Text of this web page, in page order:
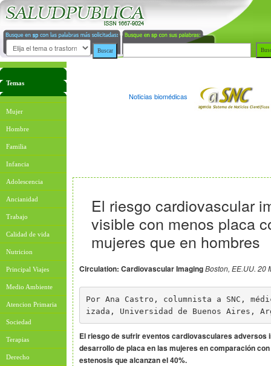
Temas
Mujer
Hombre
Familia
Infancia
Adolescencia
Ancianidad
Trabajo
Calidad de vida
Nutricion
Principal Viajes
Medio Ambiente
Atencion Primaria
Sociedad
Terapias
Derecho
Noticias biomédicas
El riesgo cardiovascular
visible con menos placa
mujeres que en hombres
Circulation: Cardiovascular ImagingBoston, EE.UU. 20
Por Ana Castro, columnista a SNC,
izada, Universidad de Buenos Aires,
El riesgo de sufrir eventos cardiovasculares adversos
desarrollo de placa en las mujeres en comparación
estenosis que alcanzan el 40%.